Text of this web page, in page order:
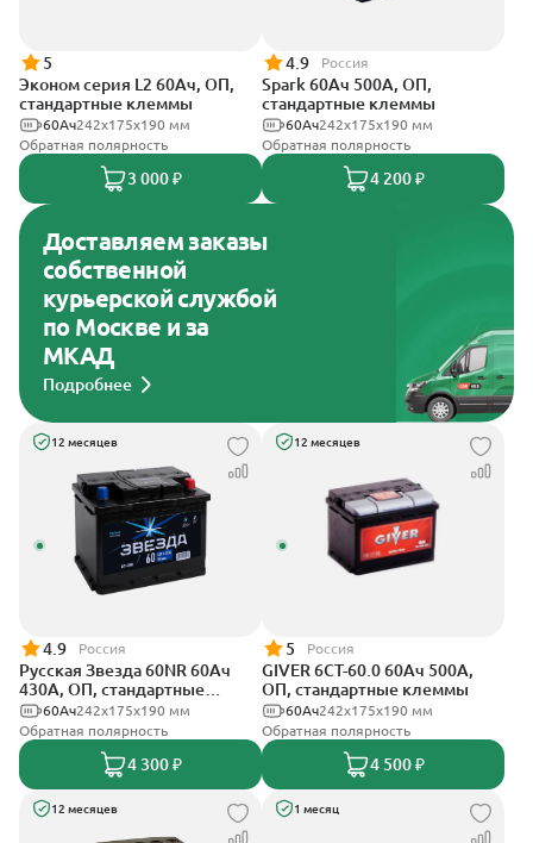
5
Эконом серия L2 60Ач, ОП,
стандартные клеммы
242х175х190 мм
60Ач
Обратная полярность
3 000 ₽
4.9 Россия
Spark 60Ач 500А, ОП,
стандартные клеммы
242х175х190 мм
60Ач
Обратная полярность
4 200 ₽
Доставляем заказы
собственной
курьерской службой
по Москве и за
МКАД
Подробнее
12 месяцев
4.9 Россия
Русская Звезда 60NR 60Ач
430А, ОП, стандартные
клеммы242x175x190 мм
60Ач
Обратная полярность
4 300 ₽
12 месяцев
5 Россия
GIVER 6СТ-60.0 60Ач 500А,
ОП, стандартные клеммы
242х175х190 мм
60Ач
Обратная полярность
4 500 ₽
12 месяцев 1 месяц